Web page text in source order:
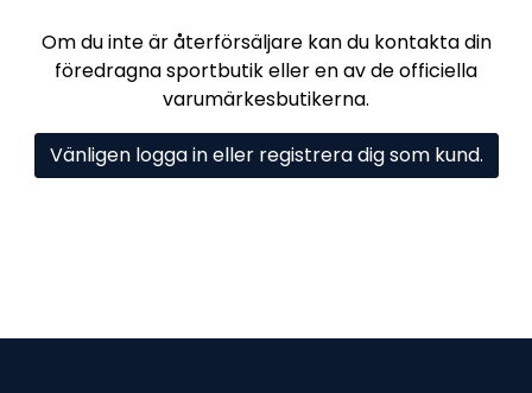
Om du inte är återförsäljare kan du kontakta din
föredragna sportbutik eller en av de officiella
varumärkesbutikerna.
Vänligen logga in eller registrera dig som kund.